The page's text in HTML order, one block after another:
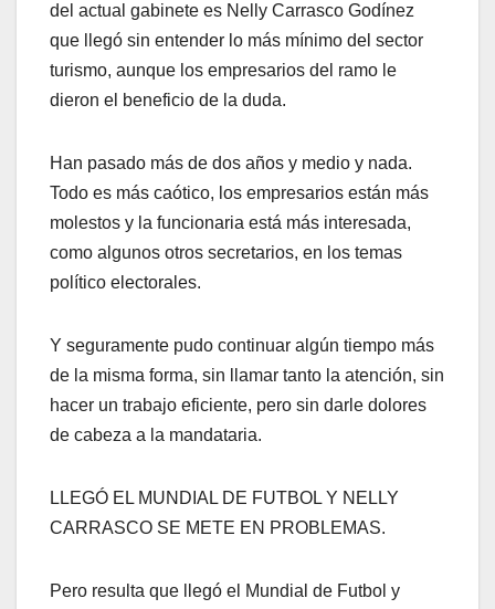
del actual gabinete es Nelly Carrasco Godínez
que llegó sin entender lo más mínimo del sector
turismo, aunque los empresarios del ramo le
dieron el beneficio de la duda.
Han pasado más de dos años y medio y nada.
Todo es más caótico, los empresarios están más
molestos y la funcionaria está más interesada,
como algunos otros secretarios, en los temas
político electorales.
Y seguramente pudo continuar algún tiempo más
de la misma forma, sin llamar tanto la atención, sin
hacer un trabajo eficiente, pero sin darle dolores
de cabeza a la mandataria.
LLEGÓ EL MUNDIAL DE FUTBOL Y NELLY
CARRASCO SE METE EN PROBLEMAS.
Pero resulta que llegó el Mundial de Futbol y